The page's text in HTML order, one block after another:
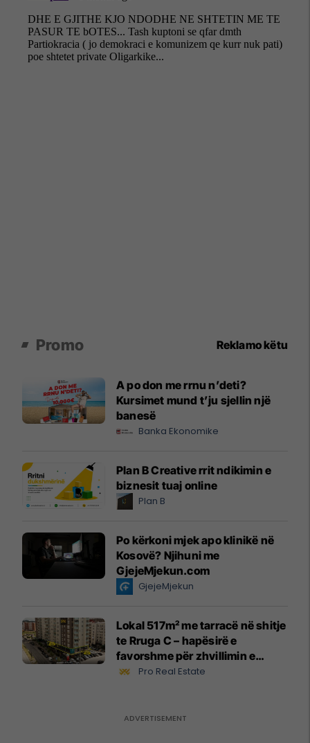
Promo Reklamo këtu
A po don me rrnu n’deti?
Kursimet mund t’ju sjellin një
banesë
Banka Ekonomike
Plan B Creative rrit ndikimin e
biznesit tuaj online
Plan B
Po kërkoni mjek apo klinikë në
Kosovë? Njihuni me
GjejeMjekun.com
GjejeMjekun
Lokal 517m² me tarracë në shitje
te Rruga C – hapësirë e
favorshme për zhvillimin e
biznesit #15796
Pro Real Estate